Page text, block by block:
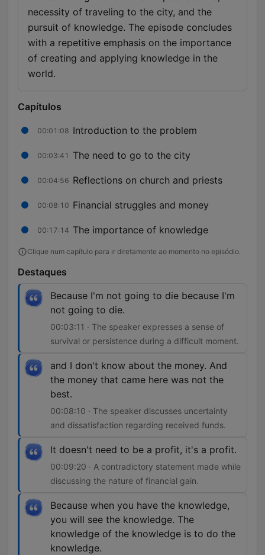
necessity of traveling to the city, and the
pursuit of knowledge. The episode concludes
with a repetitive emphasis on the importance
of creating and applying knowledge in the
world.
Capítulos
00:01:08 Introduction to the problem
00:03:41 The need to go to the city
00:04:56 Reflections on church and priests
00:08:10 Financial struggles and money
00:17:14 The importance of knowledge
Clique num capítulo para ir diretamente ao momento no episódio.
Destaques
Because I'm not going to die because I'm
not going to die.
00:03:11 · The speaker expresses a sense of
survival or persistence during a difficult moment.
and I don't know about the money. And
the money that came here was not the
best.
00:08:10 · The speaker discusses uncertainty
and dissatisfaction regarding received funds.
It doesn't need to be a profit, it's a profit.
00:09:20 · A contradictory statement made while
discussing the nature of financial gain.
Because when you have the knowledge,
you will see the knowledge. The
knowledge of the knowledge is to do the
knowledge.